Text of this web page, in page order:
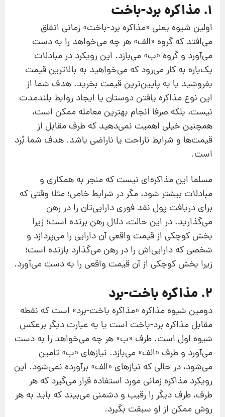
1. مذاکره برد-باخت
اولین شیوه یعنی «مذاکره برد-باخت» زمانی اتفاق
می‌افتد که گروه «الف» هر چه می‌خواهد را به دست
می‌آورد و گروه «ب» می‌بازد. این رویکرد در مبادلات
یک‌باره به کار می‌رود که می‌خواهید به بالاترین قیمت
بفروشید یا به پایین‌ترین قیمت بخرید. هدف شما از
این نوع مذاکره یافتن دوستان یا ایجاد روابط بلند‌مدت
نیست، بلکه صرفا انجام بهترین معامله ممکن است،
همچنین خیلی اهمیت نمی‌دهید که طرف مقابل از
قیمت‌‌ها و شرایط ناراحت یا ناراضی باشد. هدف شما بُرد
است.
مسلما این مذاکره‌ای نیست که منجر به همکاری و
مبادلات بیشتر شود، مگر در شرایط خاص؛ مثلا وقتی که
برای دریافت پول نقد فوری دارایی‌تان را در رهن
می‌گذارید. در این حالت، دلال رهن برنده است؛ زیرا
بخش کوچکی از قیمت واقعی آن دارایی را می‌پردازد و
شخصی که دارایی‌اش را در رهن می‌گذارد بازنده است؛
زیرا بخش کوچکی از آن قیمت واقعی را به دست می‌آورد.
2. مذاکره باخت-برد
دومین شیوه مذاکره «مذاکره باخت-برد» است که نقطه
مقابل مذاکره برد-باخت است یا به عبارت دیگر برعکس
شیوه اول است. طرف «ب» هر چه می‌خواهد را به دست
می‌آورد و طرف «الف» می‌بازد. نیازهای «ب» تامین
می‌شود، در حالی‌ که نیازهای «الف» برآورده نمی‌شود. این
رویکرد مذاکره زمانی مورد استفاده قرار می‌گیرد که هر
طرف، طرف دیگر را رقیب و دشمنی می‌بیند که باید به هر
روش ممکن از او سبقت بگیرد.